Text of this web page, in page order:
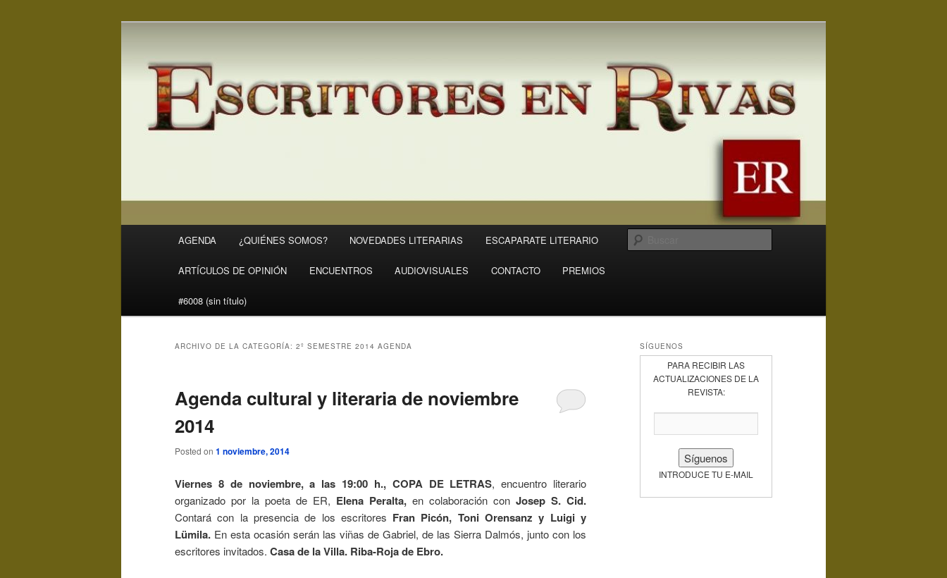
ER
AGENDA ¿QUIÉNES SOMOS? NOVEDADES LITERARIAS ESCAPARATE LITERARIO
ARTÍCULOS DE OPINIÓN ENCUENTROS AUDIOVISUALES CONTACTO PREMIOS
#6008 (sin título)
ARCHIVO DE LA CATEGORÍA: 2º SEMESTRE 2014 AGENDA
Agenda cultural y literaria de noviembre
2014
Posted on 1 noviembre, 2014
Viernes 8 de noviembre, a las 19:00 h., COPA DE LETRAS, encuentro literario
organizado por la poeta de ER, Elena Peralta, en colaboración con Josep S. Cid.
Contará con la presencia de los escritores Fran Picón, Toni Orensanz y Luigi y
Lümila. En esta ocasión serán las viñas de Gabriel, de las Sierra Dalmós, junto con los
escritores invitados. Casa de la Villa. Riba-Roja de Ebro.
SÍGUENOS
PARA RECIBIR LAS
ACTUALIZACIONES DE LA
REVISTA:
INTRODUCE TU E-MAIL